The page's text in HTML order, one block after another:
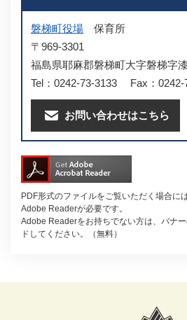
磐梯町役場
保育所
〒969-3301
福島県耶麻郡磐梯町大字磐梯字
Tel：0242-73-3133
Fax：0242-
お問い合わせはこちら
PDF形式のファイルをご覧いただく場合に
Adobe Readerが必要です。
Adobe Readerをお持ちでない方は、バナ
ドしてください。（無料）